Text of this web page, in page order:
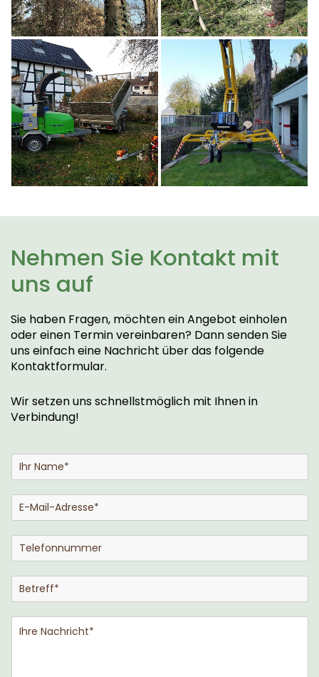
Nehmen Sie Kontakt mit
uns auf
Sie haben Fragen, möchten ein Angebot einholen
oder einen Termin vereinbaren? Dann senden Sie
uns einfach eine Nachricht über das folgende
Kontaktformular.
Wir setzen uns schnellstmöglich mit Ihnen in
Verbindung!